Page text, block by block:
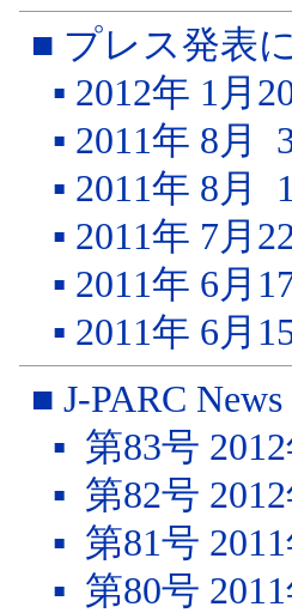
■ プレス発表
▪ 2012年 1月
▪ 2011年 8月
▪ 2011年 8月
▪ 2011年 7月
▪ 2011年 6月
▪ 2011年 6月
■ J-PARC News
▪ 第83号
▪ 第82号
▪ 第81号
▪ 第80号